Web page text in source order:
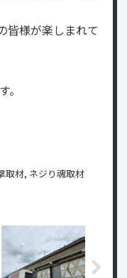
皆様が楽しまれて
取材, ネジり魂取材